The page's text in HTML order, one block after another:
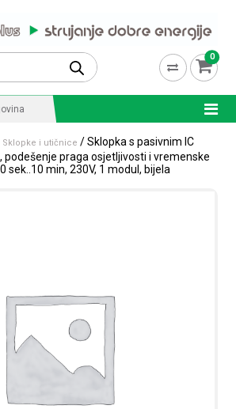
0
Sklopke i utičnice / Sklopka s pasivnim IC
praga osjetljivosti i vremenske
sek..10 min, 230V, 1 modul, bijela